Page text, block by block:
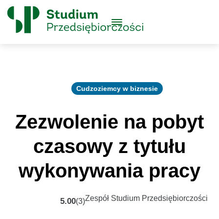
Skip to content
Główne
Logo
Menu
Cudzoziemcy w biznesie
Zezwolenie na pobyt
czasowy z tytułu
wykonywania pracy
5.00(3)Zespół Studium Przedsiębiorczości